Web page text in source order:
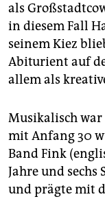
als
in diesem Fall
seinem Kiez
Abiturient auf
allem als
Musikalisch war
mit Anfang 30
Band Fink
Jahre und
und prägte mit